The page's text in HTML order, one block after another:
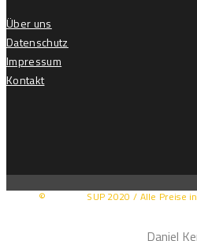
Über uns
Datenschutz
Impressum
Kontakt
© SUP 2020 / Alle Preise
Daniel